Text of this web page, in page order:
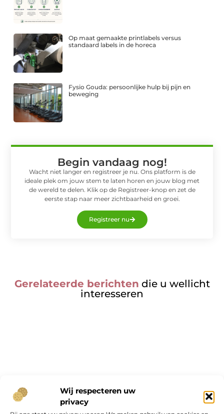
Wij respecteren uw
privacy
Op maat gemaakte printlabels versus
standaard labels in de horeca
Fysio Gouda: persoonlijke hulp bij pijn en
beweging
Begin vandaag nog!
Wacht niet langer en registreer je nu. Ons platform is de
ideale plek om jouw stem te laten horen en jouw blog met
de wereld te delen. Klik op de Registreer-knop en zet de
eerste stap naar meer zichtbaarheid en groei.
Registreer nu
Gerelateerde berichten die u wellicht
interesseren
Onze informatie